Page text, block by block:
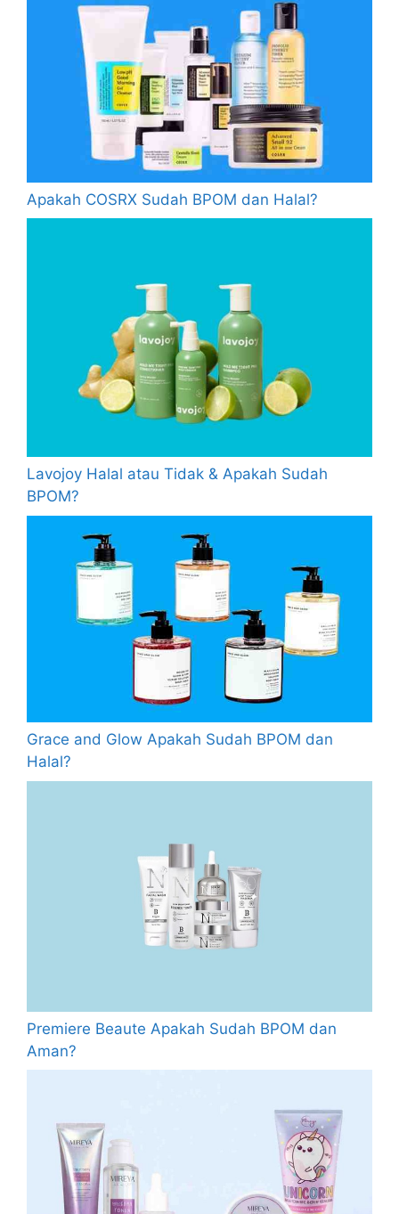
Apakah COSRX Sudah BPOM dan Halal?
Lavojoy Halal atau Tidak & Apakah Sudah
BPOM?
Grace and Glow Apakah Sudah BPOM dan
Halal?
Premiere Beaute Apakah Sudah BPOM dan
Aman?